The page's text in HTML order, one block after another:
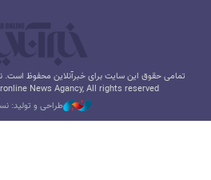
تمامی حقوق این سایت برای خبرآنلاین محفوظ است.
News Agancy, All rights reserved
طراحی و تولید: